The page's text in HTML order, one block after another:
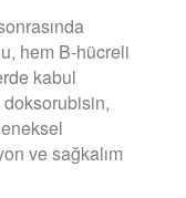
hem B-hücreli
kabul
ve sağkalım